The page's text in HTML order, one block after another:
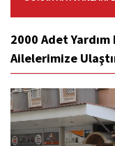
2000 Adet
Ailelerimize